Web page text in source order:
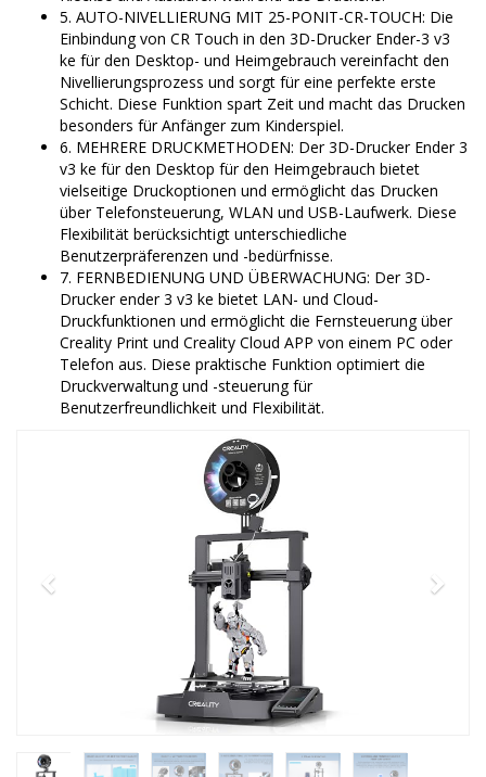
5. AUTO-NIVELLIERUNG MIT 25-PONIT-CR-TOUCH: Die
Einbindung von CR Touch in den 3D-Drucker Ender-3 v3
ke für den Desktop- und Heimgebrauch vereinfacht den
Nivellierungsprozess und sorgt für eine perfekte erste
Schicht. Diese Funktion spart Zeit und macht das Drucken
besonders für Anfänger zum Kinderspiel.
6. MEHRERE DRUCKMETHODEN: Der 3D-Drucker Ender 3
v3 ke für den Desktop für den Heimgebrauch bietet
vielseitige Druckoptionen und ermöglicht das Drucken
über Telefonsteuerung, WLAN und USB-Laufwerk. Diese
Flexibilität berücksichtigt unterschiedliche
Benutzerpräferenzen und -bedürfnisse.
7. FERNBEDIENUNG UND ÜBERWACHUNG: Der 3D-
Drucker ender 3 v3 ke bietet LAN- und Cloud-
Druckfunktionen und ermöglicht die Fernsteuerung über
Creality Print und Creality Cloud APP von einem PC oder
Telefon aus. Diese praktische Funktion optimiert die
Druckverwaltung und -steuerung für
Benutzerfreundlichkeit und Flexibilität.